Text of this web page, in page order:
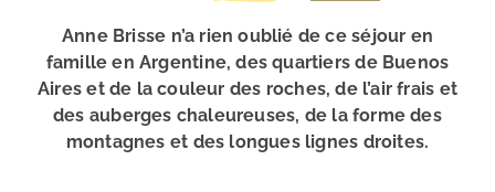
Anne Brisse n’a rien oublié de ce séjour en
famille en Argentine, des quartiers de Buenos
Aires et de la couleur des roches, de l’air frais et
des auberges chaleureuses, de la forme des
montagnes et des longues lignes droites.